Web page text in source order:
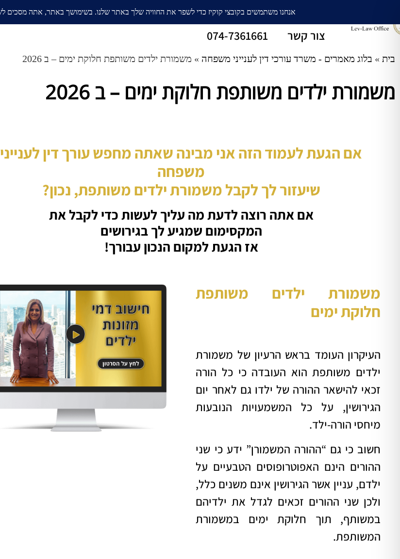
עורך דין גירושין חלוקת רכוש אודות בלוג ממליצים
צור קשר
074-7361661
בית » בלוג מאמרים - משרד עורכי דין לענייני משפחה » משמורת ילדים משותפת חלוקת ימים – ב 2026
משמורת ילדים משותפת חלוקת ימים – ב 2026
אם הגעת לעמוד הזה אני מבינהשאתה מחפש עורך דין לענייני
משפחה
שיעזור לך לקבל משמורת ילדים משותפת, נכון?
אם אתה רוצה לדעת מה עליך לעשות כדי לקבל את
המקסימום שמגיע לך בגירושים
אז הגעת למקום הנכון עבורך!
משמורת ילדים משותפת
חלוקת ימים
העיקרון העומד בראש הרעיון של משמורת
ילדים משותפת הוא העובדה כי כל הורה
זכאי להישאר ההורה של ילדו גם לאחר יום
הגירושין, על כל המשמעויות הנובעות
מיחסי הורה-ילד.
חשוב כי גם “ההורה המשמורן” ידע כי שני
ההורים הינם האפוטרופוסים הטבעיים על
ילדם, עניין אשר הגירושין אינם משנים כלל,
ולכן שני ההורים זכאים לגדל את ילדיהם
במשותף, תוך חלוקת ימים במשמורת
המשותפת.